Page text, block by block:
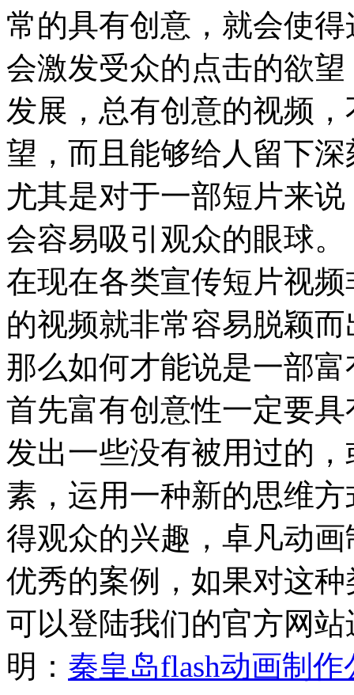
常的具有创意，就会使
会激发受众的点击的欲
发展，总有创意的视频
望，而且能够给人留下
尤其是对于一部短片来
会容易吸引观众的眼球。
在现在各类宣传短片视
的视频就非常容易脱颖
那么如何才能说是一部
首先富有创意性一定要
发出一些没有被用过的
素，运用一种新的思维
得观众的兴趣，卓凡动
优秀的案例，如果对这
可以登陆我们的官方网
明： 秦皇岛flash动画制作